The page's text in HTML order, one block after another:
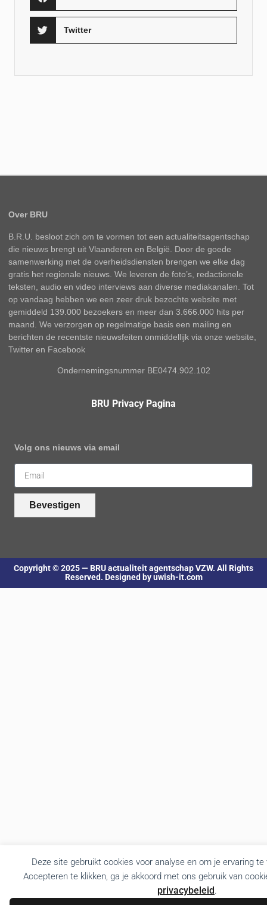
Deze site gebruikt cookies voor analyse en om je ervaring
Accepteren te klikken, ga je akkoord met ons gebruik van
privacybeleid.
Twitter
Over BRU
B.R.U. besloot zich om te vormen tot een actualiteitsagentschap
die nieuws brengt uit Vlaanderen en België. Door de goede
samenwerking met de overheidsdiensten brengen we elke dag
gratis het regionale nieuws. We leveren de foto’s, redactionele
teksten, audio en video interviews aan diverse mediakanalen. Tot
op vandaag hebben we een zeer druk bezochte website met
gemiddeld 139.000 bezoekers en meer dan 3.666.000 hits per
maand. We verzorgen op regelmatige basis een mailing en
berichten de recentste nieuwsfeiten onmiddellijk via onze website,
Twitter en Facebook
Ondernemingsnummer BE0474.902.102
BRU Privacy Pagina
Volg ons nieuws via email
Bevestigen
Copyright © 2025 — BRU actualiteit agentschap VZW. All Rights
Reserved. Designed by uwish-it.com